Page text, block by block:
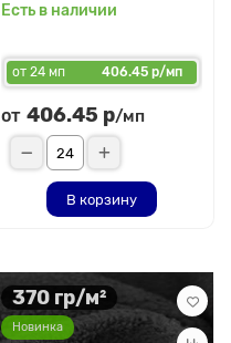
Есть в наличии
от 24 мп 406.45 р/мп
от 406.45 р/мп
В корзину
370 гр/м²
Новинка